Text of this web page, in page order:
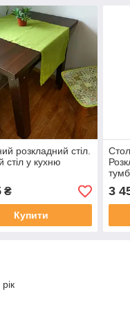
розкладний стіл.
стіл у кухню
₴
Купити
3